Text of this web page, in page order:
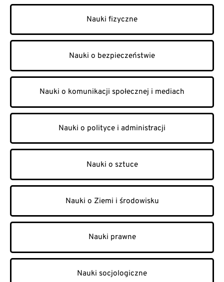
Nauki fizyczne
Nauki o bezpieczeństwie
Nauki o komunikacji społecznej i mediach
Nauki o polityce i administracji
Nauki o sztuce
Nauki o Ziemi i środowisku
Nauki prawne
Nauki socjologiczne